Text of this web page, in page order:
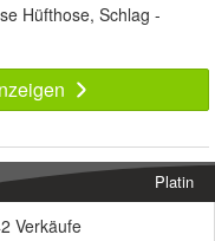
Hüfthose, Schlag -
Platin
Verkäufe